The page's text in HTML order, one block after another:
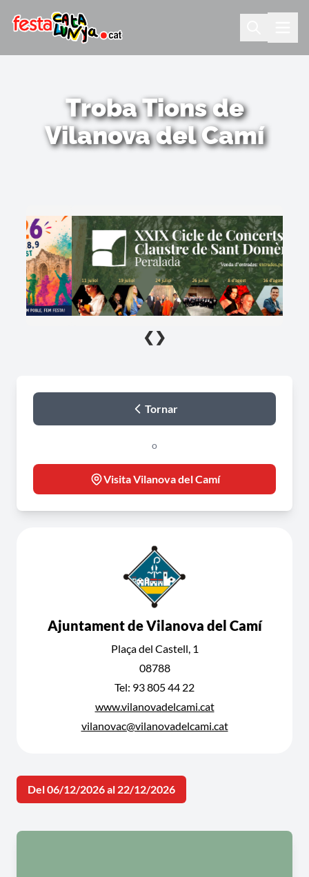
Troba Tions de
Vilanova del Camí
❮ ❯
Tornar
o
Visita Vilanova del Camí
Ajuntament de Vilanova del Camí
Plaça del Castell, 1
08788
Tel: 93 805 44 22
www.vilanovadelcami.cat
vilanovac@vilanovadelcami.cat
Del 06/12/2026 al 22/12/2026